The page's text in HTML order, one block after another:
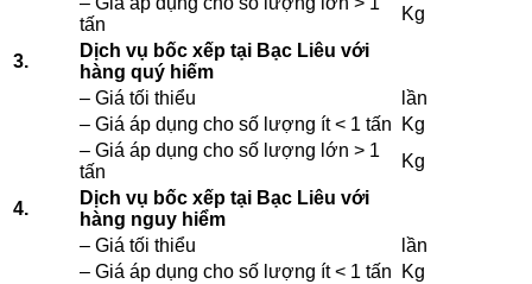
tấn
Kg
3.
Dịch vụ bốc xếp tại Bạc Liêu với
hàng quý hiếm
– Giá tối thiểu
lần
– Giá áp dụng cho số lượng ít < 1 tấn
Kg
– Giá áp dụng cho số lượng lớn > 1
tấn
Kg
4.
Dịch vụ bốc xếp tại Bạc Liêu với
hàng nguy hiểm
– Giá tối thiểu
lần
– Giá áp dụng cho số lượng ít < 1 tấn
Kg